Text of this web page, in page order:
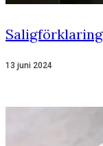
13 juni 2024